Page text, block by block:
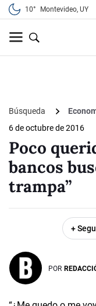
10° Montevideo, UY
Búsqueda
6 de octubre de 2016
Poco
bancos
trampa”
+
POR